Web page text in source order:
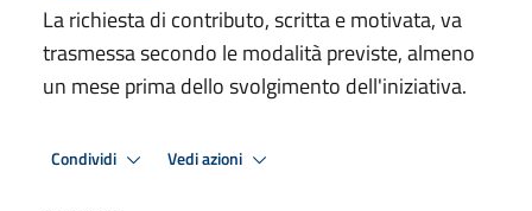
La richiesta di contributo, scritta e motivata, va
trasmessa secondo le modalità previste, almeno
un mese prima dello svolgimento dell'iniziativa.
Condividi Vedi azioni